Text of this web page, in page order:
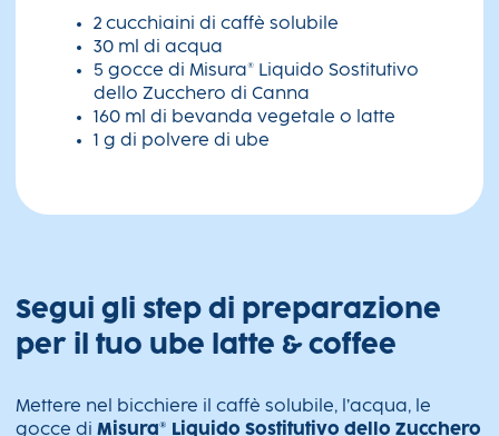
2 cucchiaini di caffè solubile
30 ml di acqua
5 gocce di Misura® Liquido Sostitutivo
dello Zucchero di Canna
160 ml di bevanda vegetale o latte
1 g di polvere di ube
Segui gli step di preparazione
per il tuo ube latte & coffee
Mettere nel bicchiere il caffè solubile, l’acqua, le
gocce di Misura® Liquido Sostitutivo dello Zucchero